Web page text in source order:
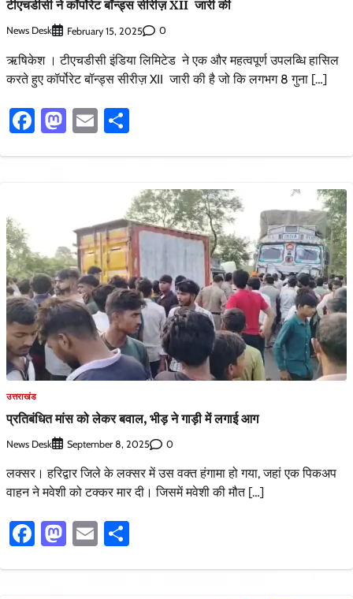
टीएचडीसी ने कॉर्पोरेट बॉन्ड्स सीरीज़ XII जारी की
News Desk February 15, 2025 0
ऋषिकेश । टीएचडीसी इंडिया लिमिटेड ने एक और महत्वपूर्ण उपलब्धि हासिल
करते हुए कॉर्पोरेट बॉन्ड्स सीरीज़ XII जारी की है जो कि लगभग 8 गुना […]
Facebook
Mastodon
Email
उत्तराखंड
प्रतिबंधित मांस को लेकर बवाल, भीड़ ने गाड़ी में लगाई आग
News Desk September 8, 2025 0
लक्सर। हरिद्वार जिले के लक्सर में उस वक्त हंगामा हो गया, जहां एक पिकअप
वाहन ने मवेशी को टक्कर मार दी। जिसमें मवेशी की मौत […]
Facebook
Mastodon
Email